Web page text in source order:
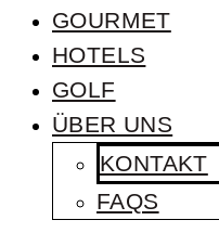
GOURMET
HOTELS
GOLF
ÜBER UNS
KONTAKT
FAQS